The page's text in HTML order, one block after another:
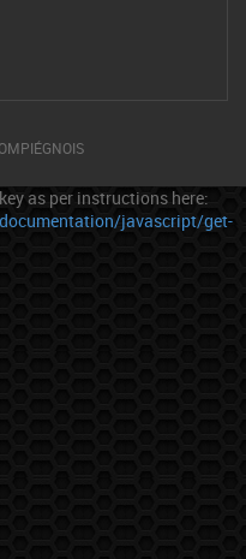
as per instructions here:
javascript/get-